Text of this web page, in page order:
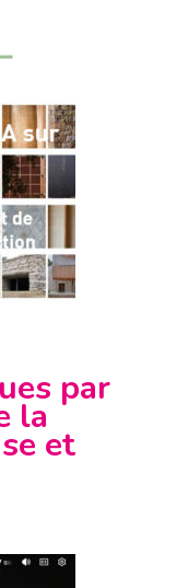
par
la
et